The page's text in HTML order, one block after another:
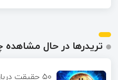
تریدرها در حال
۵۰ حقیقت